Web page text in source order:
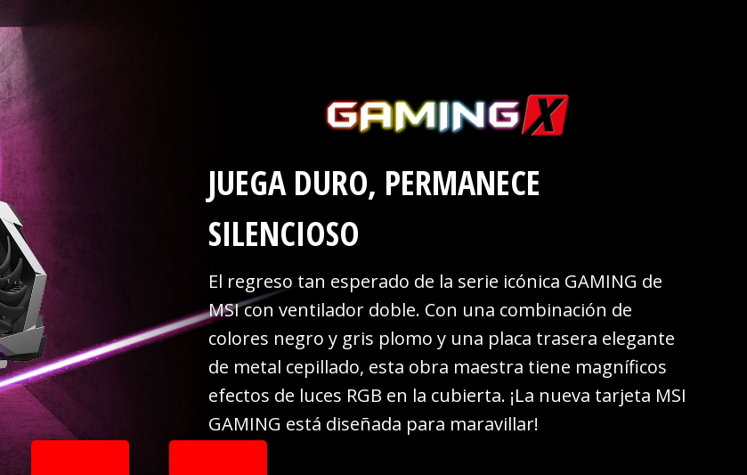
JUEGA DURO, PERMANECE
SILENCIOSO
El regreso tan esperado de la serie icónica GAMING de
MSI con ventilador doble. Con una combinación de
colores negro y gris plomo y una placa trasera elegante
de metal cepillado, esta obra maestra tiene magníficos
efectos de luces RGB en la cubierta. ¡La nueva tarjeta MSI
GAMING está diseñada para maravillar!